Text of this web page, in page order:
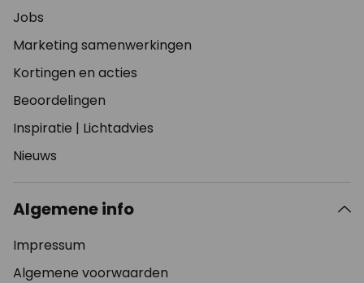
Jobs
Marketing samenwerkingen
Kortingen en acties
Beoordelingen
Inspiratie | Lichtadvies
Nieuws
Algemene info
Impressum
Algemene voorwaarden